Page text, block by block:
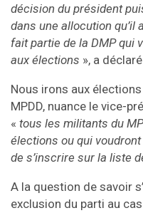
décision du président
dans une allocution qu’il
fait partie de la DMP qui
aux élections », a
Nous irons aux
MPDD, nuance le vice-
« tous les militants du
élections ou qui
de s’inscrire sur la liste
A la question de savoir
exclusion du parti au